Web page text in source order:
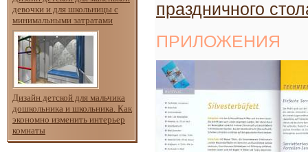
девочки и для школьницы с
минимальными затратами
Дизайн детской для мальчика
дошкольника и школьника. Как
экономно изменить интерьер
комнаты
праздничного
ПРИЛОЖЕНИЯ